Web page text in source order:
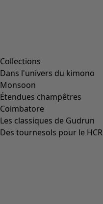
Collections
Dans l'univers du kimono
Monsoon
Étendues champêtres
Coimbatore
Les classiques de Gudrun
Des tournesols pour le HCR